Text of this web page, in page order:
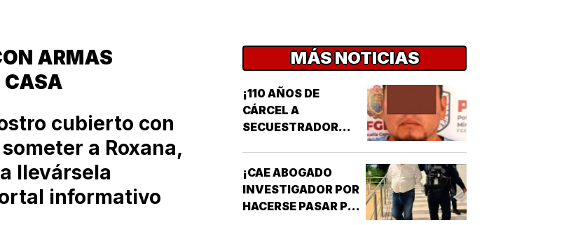
ARMAS
CASA
cubierto con
a Roxana,
llevársela
informativo
MÁS NOTICIAS
¡110 AÑOS DE
CÁRCEL A
SECUESTRADOR
¡CAE ABOGADO
INVESTIGADOR POR
HACERSE PASAR POR